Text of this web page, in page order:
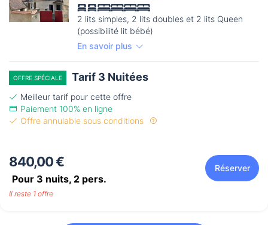
2 lits simples, 2 lits doubles et 2 lits Queen
(possibilité lit bébé)
En savoir plus
OFFRE SPÉCIALE Tarif 3 Nuitées
Meilleur tarif pour cette offre
Paiement 100% en ligne
Offre annulable sous conditions
840,00 €
Pour 3 nuits, 2 pers.
Réserver
Il reste 1 offre